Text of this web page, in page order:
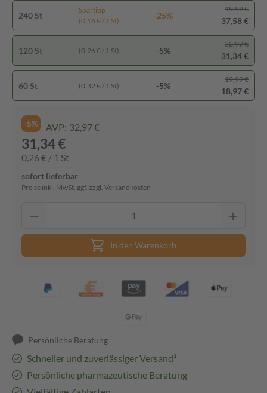
240 St
Spartipp
(0,16 € / 1 St)
-25%
49,99 €
37,58 €
120 St (0,26 € / 1 St) -5%
32,97 €
31,34 €
60 St (0,32 € / 1 St) -5%
19,99 €
18,97 €
-5% AVP: 32,97 €
31,34 €
0,26 € / 1 St
sofort lieferbar
Preise inkl. MwSt. ggf. zzgl. Versandkosten
In den Warenkorb
Persönliche Beratung
Schneller und zuverlässiger Versand³
Persönliche pharmazeutische Beratung